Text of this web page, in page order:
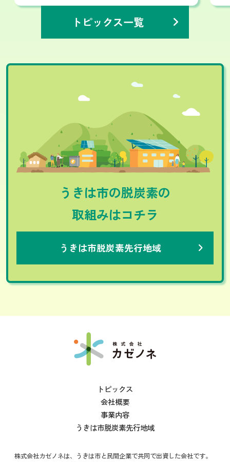
トピックス一覧 ›
うきは市の脱炭素の
取組みはコチラ
うきは市脱炭素先行地域 ›
トピックス
会社概要
事業内容
うきは市脱炭素先行地域
株式会社カゼノネは、うきは市と民間企業で共同で出資した会社です。